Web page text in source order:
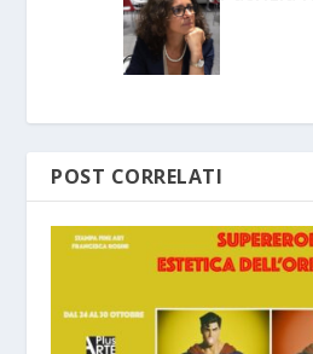
POST CORRELATI